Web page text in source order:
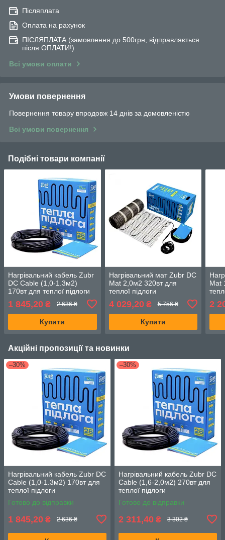
Післяплата
Оплата на рахунок
ПІСЛЯПЛАТА (замовлення до 500грн, відправляється
після ОПЛАТИ!)
Всі умови оплати
Умови повернення
Повернення товару впродовж 14 днів за домовленістю
Всі умови повернення
Подібні товари компанії
Нагрівальний кабель Zubr
DC Cable (1,0-1.3м2)
170вт для теплої підлоги
1 845,20 ₴ 2 636 ₴
Купити
Нагрівальний мат Zubr DC
Mat 2,0м2 320вт для
теплої підлоги
4 029,20₴ 5 756 ₴
Купити
Mat
2
Акційні пропозиції та новинки
–30%
Нагрівальний кабель Zubr DC
Cable (1,0-1.3м2) 170вт для
теплої підлоги
Готово до відправки
1 845,20 ₴ 2 636 ₴
–30%
Нагрівальний кабель Zubr DC
Cable (1,6-2,0м2) 270вт для
теплої підлоги
Готово до відправки
2 311,40 ₴ 3 302 ₴